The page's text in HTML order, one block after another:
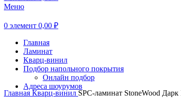
Меню
0 элемент 0,00 ₽
Главная
Ламинат
Кварц-винил
Подбор напольного покрытия
Онлайн подбор
Адреса шоурумов
Главная Кварц-винил SPC-ламинат StoneWood Дарк